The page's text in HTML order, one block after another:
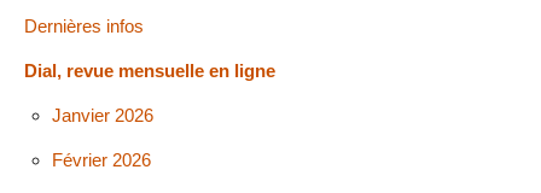
Dernières infos
Dial, revue mensuelle en ligne
Janvier 2026
Février 2026